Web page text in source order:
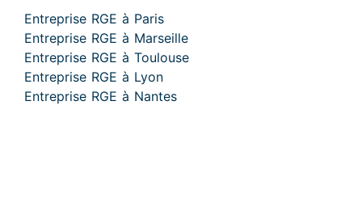
Entreprise RGE à Paris
Entreprise RGE à Marseille
Entreprise RGE à Toulouse
Entreprise RGE à Lyon
Entreprise RGE à Nantes